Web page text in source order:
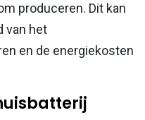
produceren. Dit kan
van het
en de energiekosten